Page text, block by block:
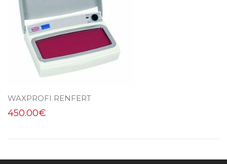
WAXPROFI RENFERT
450.00€